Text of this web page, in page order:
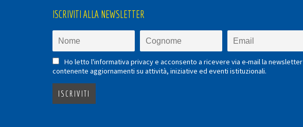
ISCRIVITI ALLA NEWSLETTER
Ho letto l'informativa privacy e acconsento a ricevere via e-mail la newsletter
contenente aggiornamenti su attività, iniziative ed eventi istituzionali.